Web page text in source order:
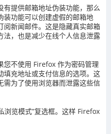
有提供邮箱地址伪装功能，那么
装功能可以创建虚假的邮箱地
阅新闻邮件。这是隐藏真实邮箱
法，也是减少在线个人信息泄露
您不使用 Firefox 作为密码管理
填充地址或支付信息的选项。这
需为了使用浏览器而泄露这些信
浏览模式”复选框。这样 Firefox